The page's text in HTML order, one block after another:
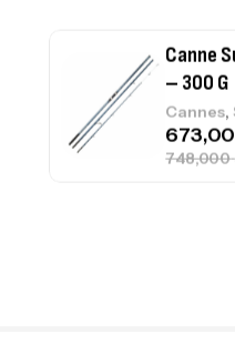
Canne
1.83m
Cannes,
379,000